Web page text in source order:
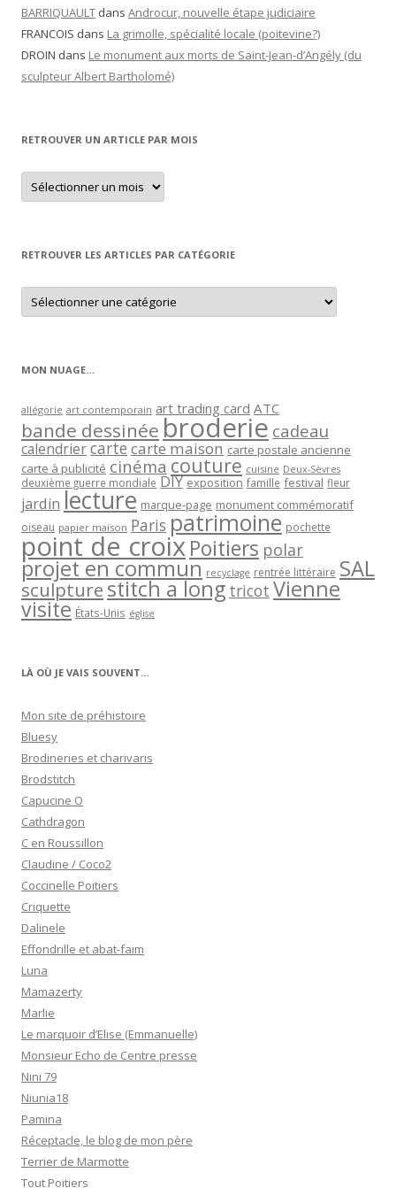
BARRIQUAULT dans Androcur, nouvelle étape judiciaire
FRANCOIS dans La grimolle, spécialité locale (poitevine?)
DROIN dans Le monument aux morts de Saint-Jean-d’Angély (du
sculpteur Albert Bartholomé)
RETROUVER UN ARTICLE PAR MOIS
Retrouver
un
article
RETROUVER LES ARTICLES PAR CATÉGORIE
Retrouver
les
articles
MON NUAGE…
allégorie art contemporain art trading card ATC
bande dessinée broderie cadeau
calendriercartecarte maison carte postale ancienne
carte à publicité cinéma couture cuisine Deux-Sèvres
deuxième guerre mondiale DIY exposition famille festival fleur
jardin lecture marque-page monument commémoratif
oiseau papier maison Paris patrimoine pochette
point de croixPoitiers polar
projet en commun recyclage rentrée littéraire SAL
sculpturestitch a long tricot Vienne
visite États-Unis église
LÀ OÙ JE VAIS SOUVENT…
Mon site de préhistoire
Bluesy
Brodineries et charivaris
Brodstitch
Capucine O
Cathdragon
C en Roussillon
Claudine / Coco2
Coccinelle Poitiers
Criquette
Dalinele
Effondrille et abat-faim
Luna
Mamazerty
Marlie
Le marquoir d’Elise (Emmanuelle)
Monsieur Echo de Centre presse
Nini 79
Niunia18
Pamina
Réceptacle, le blog de mon père
Terrier de Marmotte
Tout Poitiers